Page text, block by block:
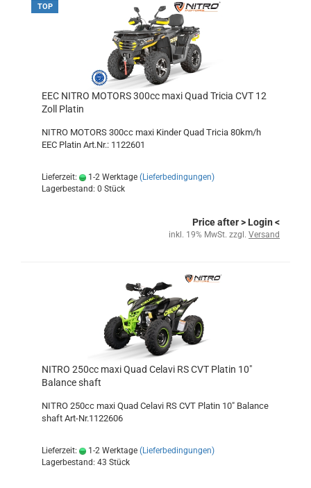
TOP
EEC NITRO MOTORS 300cc maxi Quad Tricia CVT 12
Zoll Platin
NITRO MOTORS 300cc maxi Kinder Quad Tricia 80km/h
EEC Platin Art.Nr.: 1122601
Lieferzeit: 1-2 Werktage (Lieferbedingungen)
Lagerbestand: 0 Stück
Price after> Login <
inkl. 19% MwSt. zzgl. Versand
NITRO 250cc maxi Quad Celavi RS CVT Platin 10"
Balance shaft
NITRO 250cc maxi Quad Celavi RS CVT Platin 10" Balance
shaft Art-Nr.1122606
Lieferzeit: 1-2 Werktage (Lieferbedingungen)
Lagerbestand: 43 Stück